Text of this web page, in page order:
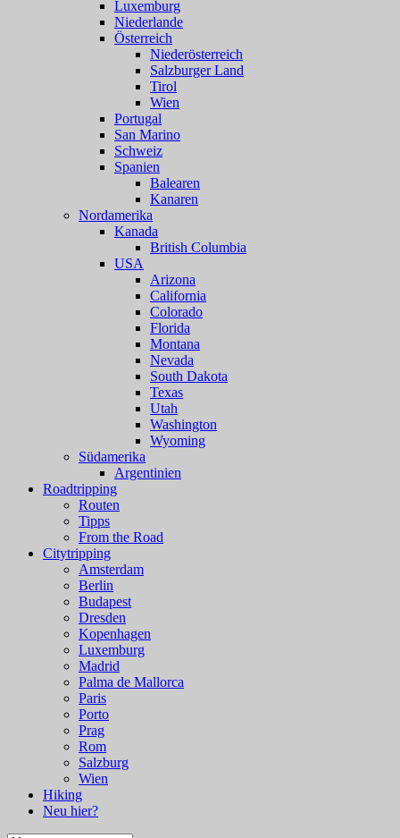
Luxemburg
Niederlande
Österreich
Niederösterreich
Salzburger Land
Tirol
Wien
Portugal
San Marino
Schweiz
Spanien
Balearen
Kanaren
Nordamerika
Kanada
British Columbia
USA
Arizona
California
Colorado
Florida
Montana
Nevada
South Dakota
Texas
Utah
Washington
Wyoming
Südamerika
Argentinien
Roadtripping
Routen
Tipps
From the Road
Citytripping
Amsterdam
Berlin
Budapest
Dresden
Kopenhagen
Luxemburg
Madrid
Palma de Mallorca
Paris
Porto
Prag
Rom
Salzburg
Wien
Hiking
Neu hier?